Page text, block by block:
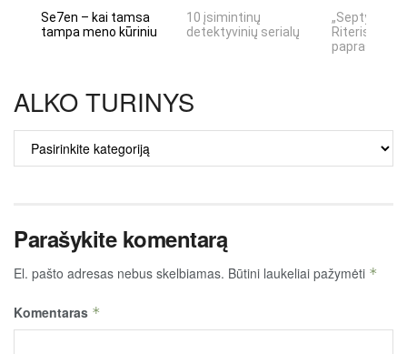
Se7en – kai tamsa
tampa meno kūriniu
10 įsimintinų
detektyvinių serialų
„Septynių
Riteris" – kai
ALKO TURINYS
ALKO
TURINYS
Parašykite komentarą
El. pašto adresas nebus skelbiamas. Būtini laukeliai pažymėti *
Komentaras *